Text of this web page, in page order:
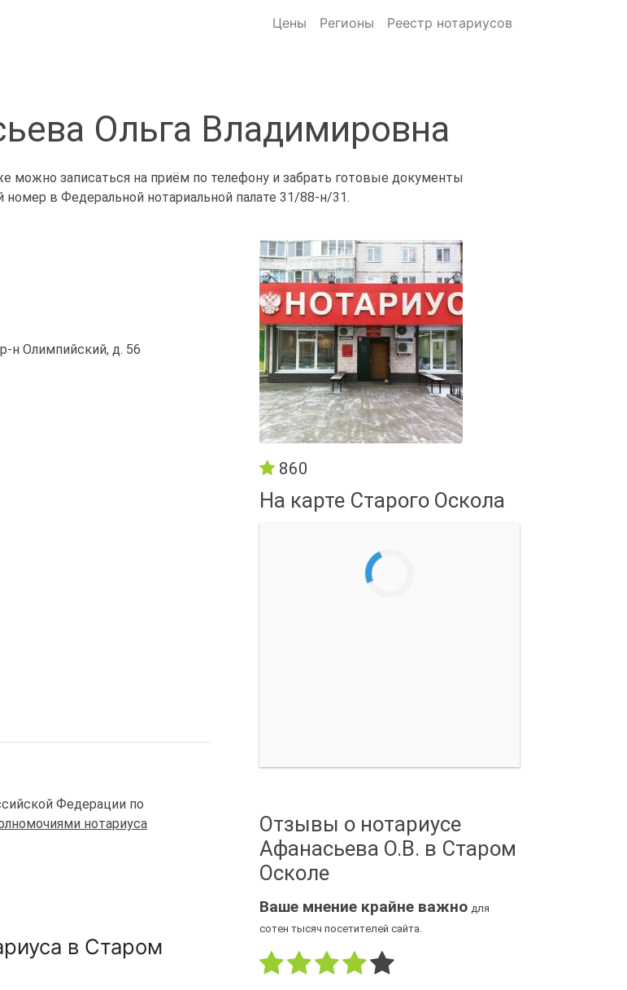
Цены Регионы Реестр нотариусов
Ольга Владимировна
можно записаться на приём по телефону и забрать готовые документы
в Федеральной нотариальной палате 31/88-н/31.
н Олимпийский, д. 56
Федерации по
нотариуса
в Старом
860
На карте Старого Оскола
Отзывы о нотариусе
Афанасьева О.В. в Старом
Осколе
Ваше мнение крайне важно для
сотен тысяч посетителей сайта.